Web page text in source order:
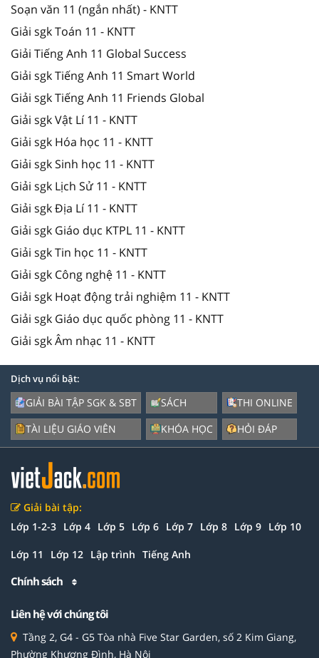
Soạn văn 11 (ngắn nhất) - KNTT
Giải sgk Toán 11 - KNTT
Giải Tiếng Anh 11 Global Success
Giải sgk Tiếng Anh 11 Smart World
Giải sgk Tiếng Anh 11 Friends Global
Giải sgk Vật Lí 11 - KNTT
Giải sgk Hóa học 11 - KNTT
Giải sgk Sinh học 11 - KNTT
Giải sgk Lịch Sử 11 - KNTT
Giải sgk Địa Lí 11 - KNTT
Giải sgk Giáo dục KTPL 11 - KNTT
Giải sgk Tin học 11 - KNTT
Giải sgk Công nghệ 11 - KNTT
Giải sgk Hoạt động trải nghiệm 11 - KNTT
Giải sgk Giáo dục quốc phòng 11 - KNTT
Giải sgk Âm nhạc 11 - KNTT
Dịch vụ nổi bật:
GIẢI BÀI TẬP SGK & SBT
TÀI LIỆU GIÁO VIÊN
SÁCH
KHÓA HỌC
THI ONLINE
HỎI ĐÁP
Giải bài tập:
Lớp 1-2-3 Lớp 4 Lớp 5 Lớp 6 Lớp 7 Lớp 8 Lớp 9 Lớp 10
Lớp 11 Lớp 12 Lập trình Tiếng Anh
Chính sách
Liên hệ với chúng tôi
Tầng 2, G4 - G5 Tòa nhà Five Star Garden, số 2 Kim Giang,
Phường Khương Đình, Hà Nội